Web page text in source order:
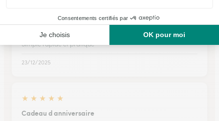
★
Simple rapide et pratique
Simple rapide et pratique
23/12/2025
★ ★ ★ ★ ★
Cadeau d anniversaire